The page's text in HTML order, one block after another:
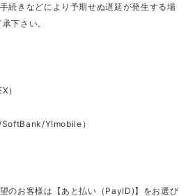
続きなどにより予期せぬ遅延が発生する場
下さい。
）
Y!mobile）
のお客様は【あと払い（PayID)】をお選び